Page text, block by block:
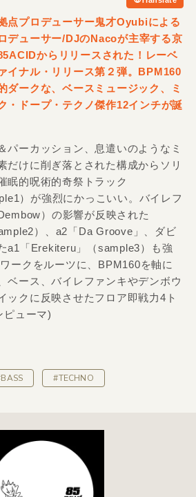
点プロデューサー鬼才Oyubiによる
デューサー/DJのNacoが主宰する京
からリリースされた！レーベ
イナル・リリース第２弾。BPM160
ダークな、ベースミュージック、ミ
・ドープ・テクノ傑作12インチが誕
パーカッション、息遣いのようなミ
だけに削ぎ落とされた構成からソリ
眠的呪術的奇祭トラック
）が強烈にかっこいい。バイレフ
）の影響が反映された
）、a2「Da Groove」、ダビ
a1「Erekiteru」（sample3）も強
ークをルーツに、BPM160を軸に
ベース、バイレファンキやデンボウ
ックに反映させたフロア即戦力4ト
ピューマ)
#TECHNO